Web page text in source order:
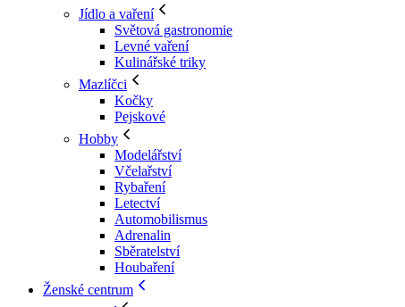
Jídlo a vaření
Světová gastronomie
Levné vaření
Kulinářské triky
Mazlíčci
Kočky
Pejskové
Hobby
Modelářství
Včelařství
Rybaření
Letectví
Automobilismus
Adrenalin
Sběratelství
Houbaření
Ženské centrum